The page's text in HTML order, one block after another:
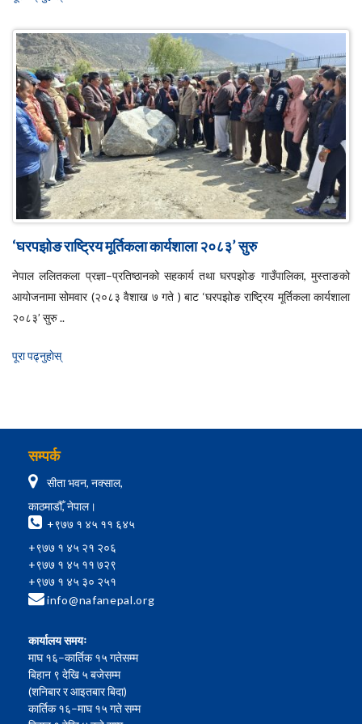
‘घरपझोङ राष्ट्रिय मूर्तिकला कार्यशाला २०८३’ सुरु
नेपाल ललितकला प्रज्ञा–प्रतिष्ठानको सहकार्य तथा घरपझोङ गाउँपालिका, मुस्ताङको
आयोजनामा सोमवार (२०८३ वैशाख ७ गते ) बाट ‘घरपझोङ राष्ट्रिय मूर्तिकला कार्यशाला
२०८३’ सुरु ..
पूरा पढ्नुहाेस्
सम्पर्क
सीता भवन, नक्साल,
काठमाडौँ, नेपाल।
+९७७ १ ४५ ११ ६४५
+९७७ १ ४५ २१ २०६
+९७७ १ ४५ ११ ७२९
+९७७ १ ४५ ३० २५१
info@nafanepal.org
कार्यालय समयः
माघ १६–कार्तिक १५ गतेसम्म
बिहान ९ देखि ५ बजेसम्म
(शनिबार र आइतबार बिदा)
कार्तिक १६–माघ १५ गते सम्म